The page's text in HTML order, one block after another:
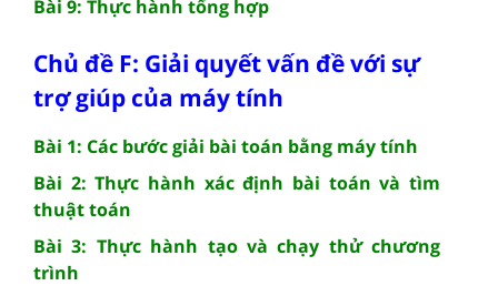
Bài 9: Thực hành tổng hợp
Chủ đề F: Giải quyết vấn đề với sự
trợ giúp của máy tính
Bài 1: Các bước giải bài toán bằng máy tính
Bài 2: Thực hành xác định bài toán và tìm
thuật toán
Bài 3: Thực hành tạo và chạy thử chương
trình